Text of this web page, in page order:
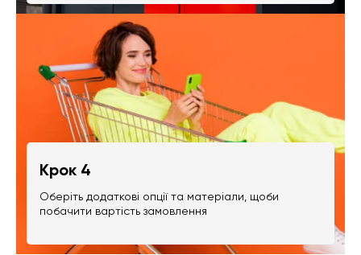
Крок 4
Оберіть додаткові опції та матеріали, щоби
побачити вартість замовлення